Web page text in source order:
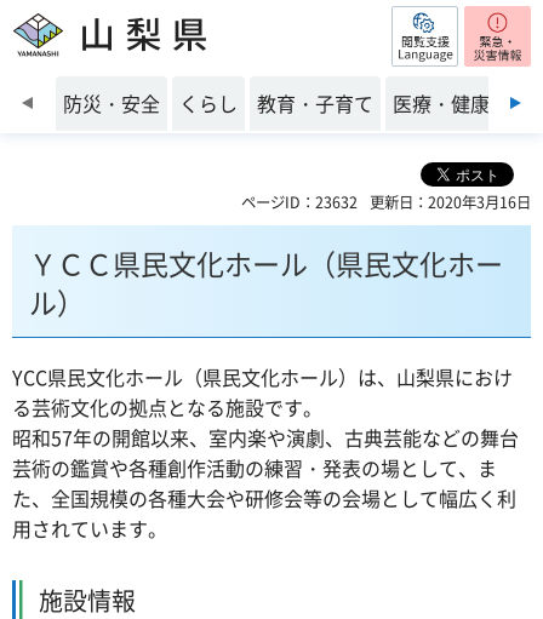
山梨県 閲覧支援
前のスライドを表示
防災・安全 くらし 教育・子育て 医療・健康・福
ページID：23632 更新日：2020年3月16日
ＹＣＣ県民文化ホール（県民文化ホー
ル）
YCC県民文化ホール（県民文化ホール）は、山梨県におけ
る芸術文化の拠点となる施設です。
昭和57年の開館以来、室内楽や演劇、古典芸能などの舞台
芸術の鑑賞や各種創作活動の練習・発表の場として、ま
た、全国規模の各種大会や研修会等の会場として幅広く利
用されています。
施設情報